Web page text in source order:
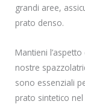
grandi aree,
prato denso.
Mantieni
nostre
sono essenziali
prato sintetico